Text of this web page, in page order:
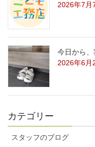
2026年7月
今日から、
2026年6月
カテゴリー
スタッフのブログ